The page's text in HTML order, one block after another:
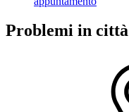
Problemi in città